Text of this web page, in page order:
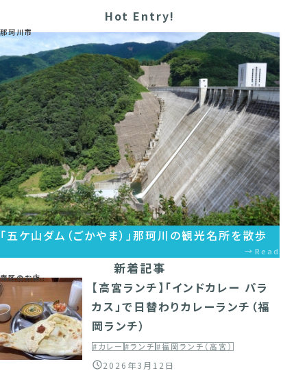
Hot Entry!
那珂川市
「五ケ山ダム（ごかやま）」那珂川の観光名所を散歩
Read
新着記事
南区のお店
【高宮ランチ】「インドカレー パラ
カス」で日替わりカレーランチ（福
岡ランチ）
#カレー#ランチ#福岡ランチ（高宮）
2026年3月12日